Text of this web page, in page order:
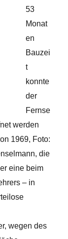
53
Monat
en
Bauzei
t
konnte
der
Fernse
werden
1969, Foto:
die
eine beim
– in
wegen des